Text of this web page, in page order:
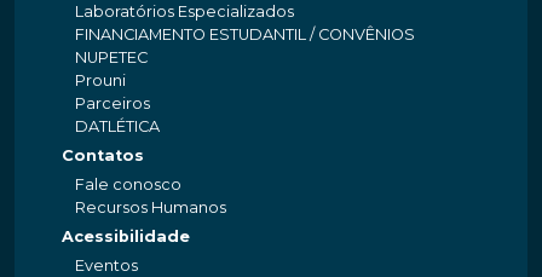
Laboratórios Especializados
FINANCIAMENTO ESTUDANTIL / CONVÊNIOS
NUPETEC
Prouni
Parceiros
DATLÉTICA
Contatos
Fale conosco
Recursos Humanos
Acessibilidade
Eventos